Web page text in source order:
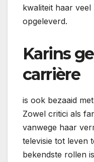
kwaliteit haar
opgeleverd.
Karins
carrière
is ook bezaaid
Zowel critici als
vanwege haar
televisie tot leven
bekendste rollen